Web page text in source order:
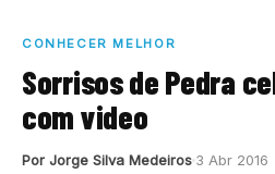
CONHECER MELHOR
Sorrisos de Pedra
com video
Por Jorge Silva Medeiros 3 Abr 2016